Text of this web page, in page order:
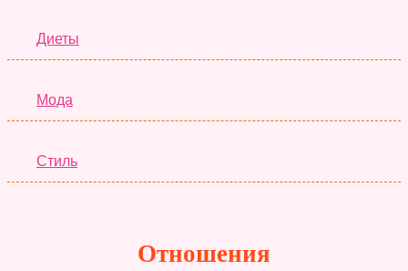
Диеты
Мода
Стиль
Отношения